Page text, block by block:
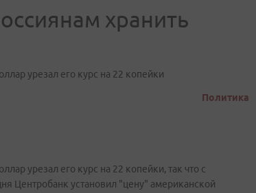
хранить
урезал его курс на 22 копейки
Политика
урезал его курс на 22 копейки, так что с
Центробанк установил "цену" американской